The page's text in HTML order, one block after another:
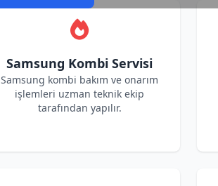
Samsung Kombi Servisi
Samsung kombi bakım ve onarım
işlemleri uzman teknik ekip
tarafından yapılır.